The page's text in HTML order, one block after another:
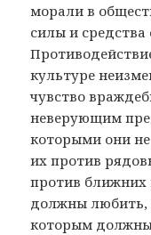
морали в
силы и средства
культуре
чувство
неверующим
которыми они
их против
против ближних
должны любить,
которым должны